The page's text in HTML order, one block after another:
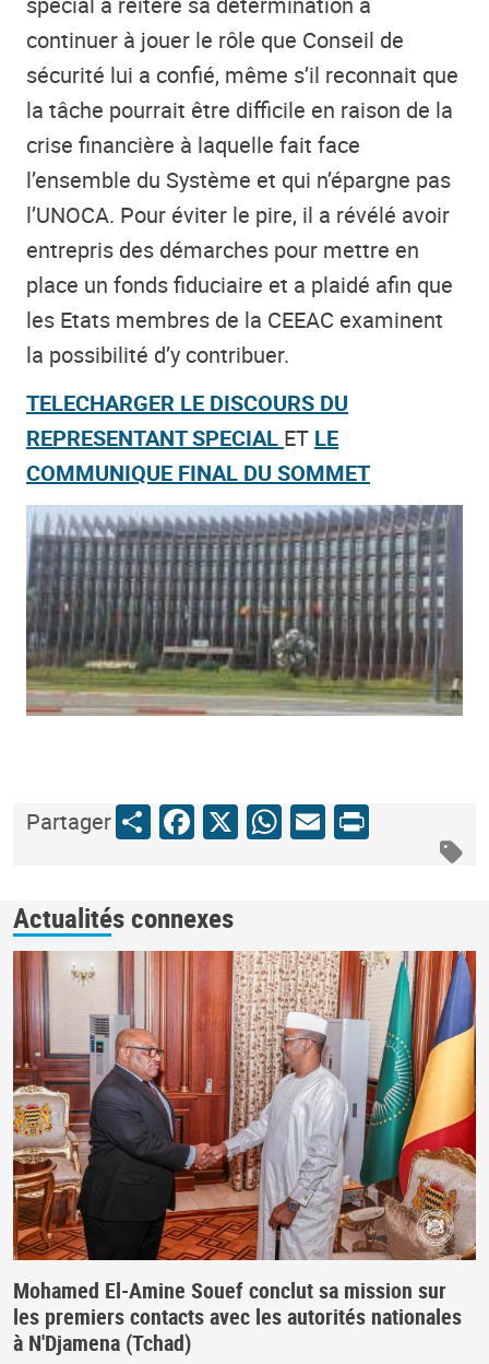
continuer à jouer le rôle que Conseil de
sécurité lui a confié, même s’il reconnait que
la tâche pourrait être difficile en raison de la
crise financière à laquelle fait face
l’ensemble du Système et qui n’épargne pas
l’UNOCA. Pour éviter le pire, il a révélé avoir
entrepris des démarches pour mettre en
place un fonds fiduciaire et a plaidé afin que
les Etats membres de la CEEAC examinent
la possibilité d’y contribuer.
TELECHARGER LE DISCOURS DU
REPRESENTANT SPECIAL ET LE
COMMUNIQUE FINAL DU SOMMET
PartagerShareFacebook
X WhatsApp
Email
Print
Actualités connexes
Mohamed El-Amine Souef conclut sa mission sur
les premiers contacts avec les autorités nationales
à N'Djamena (Tchad)